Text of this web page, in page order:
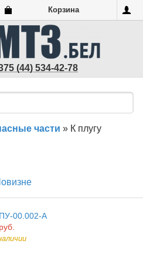
Корзина
(44) 534-42-78
части » К плугу
00.002-А
руб.